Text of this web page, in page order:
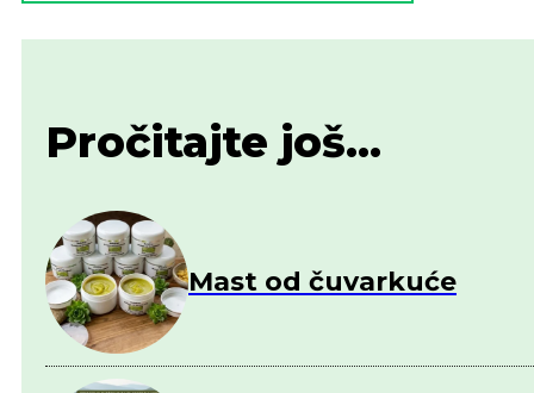
Pročitajte još...
Mast od čuvarkuće